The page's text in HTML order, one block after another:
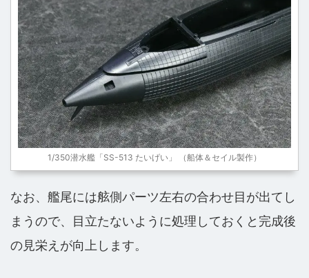
1/350潜水艦「SS-513 たいげい」 （船体＆セイル製作）
なお、艦尾には舷側パーツ左右の合わせ目が出てし
まうので、目立たないように処理しておくと完成後
の見栄えが向上します。